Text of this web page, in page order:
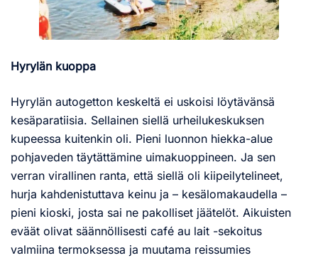
Hyrylän kuoppa
Hyrylän autogetton keskeltä ei uskoisi löytävänsä
kesäparatiisia. Sellainen siellä urheilukeskuksen
kupeessa kuitenkin oli. Pieni luonnon hiekka-alue
pohjaveden täytättämine uimakuoppineen. Ja sen
verran virallinen ranta, että siellä oli kiipeilytelineet,
hurja kahdenistuttava keinu ja – kesälomakaudella –
pieni kioski, josta sai ne pakolliset jäätelöt. Aikuisten
eväät olivat säännöllisesti café au lait -sekoitus
valmiina termoksessa ja muutama reissumies